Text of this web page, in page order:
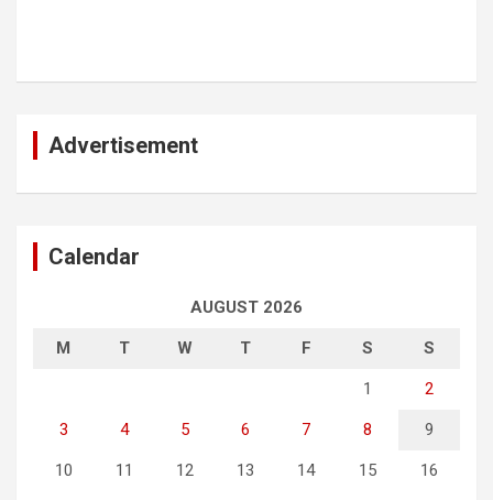
Advertisement
Calendar
AUGUST 2026
M T W T F S S
1 2
3 4 5 6 7 8 9
10 11 12 13 14 15 16